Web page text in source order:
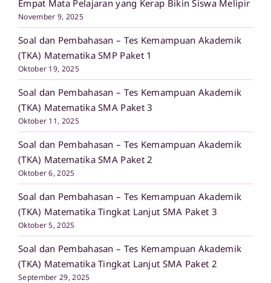
Empat Mata Pelajaran yang Kerap Bikin Siswa Melipir
November 9, 2025
Soal dan Pembahasan – Tes Kemampuan Akademik
(TKA) Matematika SMP Paket 1
Oktober 19, 2025
Soal dan Pembahasan – Tes Kemampuan Akademik
(TKA) Matematika SMA Paket 3
Oktober 11, 2025
Soal dan Pembahasan – Tes Kemampuan Akademik
(TKA) Matematika SMA Paket 2
Oktober 6, 2025
Soal dan Pembahasan – Tes Kemampuan Akademik
(TKA) Matematika Tingkat Lanjut SMA Paket 3
Oktober 5, 2025
Soal dan Pembahasan – Tes Kemampuan Akademik
(TKA) Matematika Tingkat Lanjut SMA Paket 2
September 29, 2025